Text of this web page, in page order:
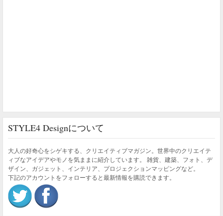
STYLE4 Designについて
大人の好奇心をシゲキする、クリエイティブマガジン。世界中のクリエイテ
ィブなアイデアやモノを気ままに紹介しています。 雑貨、建築、フォト、デ
ザイン、ガジェット、インテリア、プロジェクションマッピングなど。
下記のアカウントをフォローすると最新情報を購読できます。